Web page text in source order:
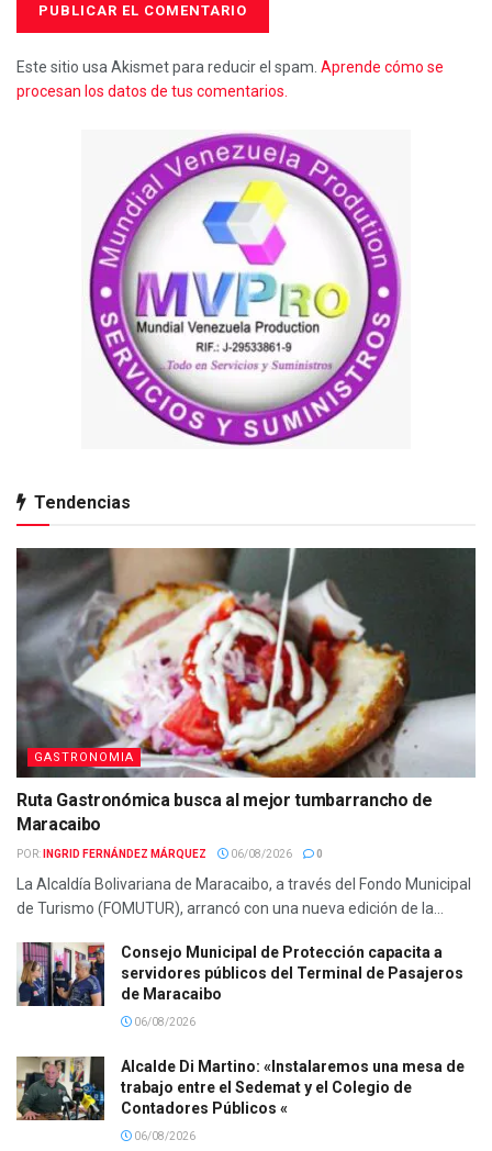
Este sitio usa Akismet para reducir el spam. Aprende cómo se
procesan los datos de tus comentarios.
Tendencias
GASTRONOMIA
Ruta Gastronómica busca al mejor tumbarrancho de
Maracaibo
POR: INGRID FERNÁNDEZ MÁRQUEZ 06/08/2026 0
La Alcaldía Bolivariana de Maracaibo, a través del Fondo Municipal
de Turismo (FOMUTUR), arrancó con una nueva edición de la...
Consejo Municipal de Protección capacita a
servidores públicos del Terminal de Pasajeros
de Maracaibo
06/08/2026
Alcalde Di Martino: «Instalaremos una mesa de
trabajo entre el Sedemat y el Colegio de
Contadores Públicos «
06/08/2026